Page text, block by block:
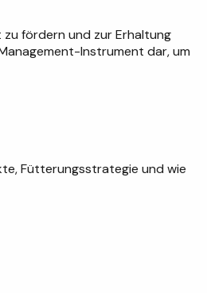
fördern und zur Erhaltung
Instrument dar, um
Fütterungsstrategie und wie